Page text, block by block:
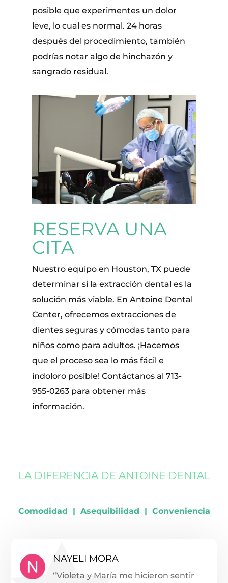
posible que experimentes un dolor
leve, lo cual es normal. 24 horas
después del procedimiento, también
podrías notar algo de hinchazón y
sangrado residual.
RESERVA UNA
CITA
Nuestro equipo en Houston, TX puede
determinar si la extracción dental es la
solución más viable. En Antoine Dental
Center, ofrecemos extracciones de
dientes seguras y cómodas tanto para
niños como para adultos. ¡Hacemos
que el proceso sea lo más fácil e
indoloro posible! Contáctanos al 713-
955-0263 para obtener más
información.
LA DIFERENCIA DE ANTOINE DENTAL
Comodidad | Asequibilidad | Conveniencia
NAYELI MORA
“Violeta y María me hicieron sentir